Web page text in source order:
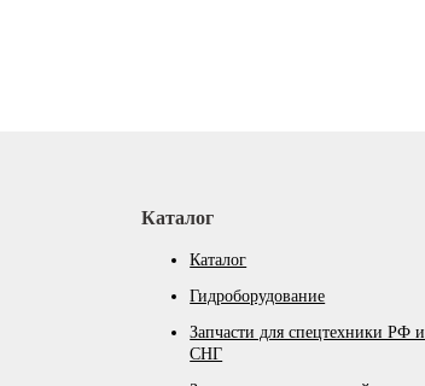
Каталог
Каталог
Гидроборудование
Запчасти для спецтехники РФ и
СНГ